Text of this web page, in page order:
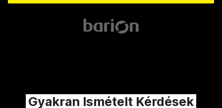
Gyakran Ismételt Kérdések